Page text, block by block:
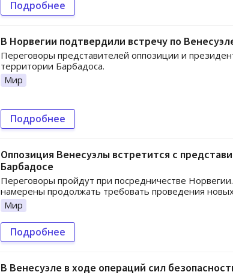
Подробнее
В Норвегии подтвердили встречу по
Переговоры представителей оппозиции и
территории Барбадоса.
Мир
Подробнее
Оппозиция Венесуэлы встретится с
Барбадосе
Переговоры пройдут при посредничестве
намерены продолжать требовать проведения
Мир
Подробнее
В Венесуэле в ходе операций сил